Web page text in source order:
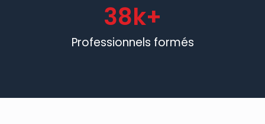
38k+
Professionnels formés